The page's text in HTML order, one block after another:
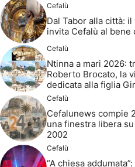
Cefalù
Dal Tabor alla città: il
invita Cefalù al bene
Cefalù
Ntinna a mari 2026:
Roberto Brocato, la
dedicata alla figlia
Cefalù
Cefalunews compie
una finestra libera
2002
Cefalù
“A chiesa